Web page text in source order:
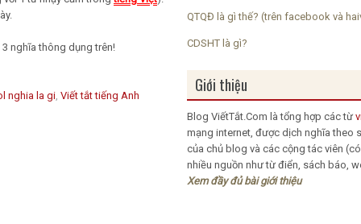
nghĩa thông dụng trên!
nghia la gi Viết tắt tiếng Anh
QTQĐ là gì thế? (trên facebook và
CDSHT là gì?
Giới thiệu
Blog ViếtTắt.Com là tổng hợp các từ
mạng internet, được dịch nghĩa theo
của chủ blog và các cộng tác viên
nhiều nguồn như từ điển, sách báo,
Xem đầy đủ bài giới thiệu